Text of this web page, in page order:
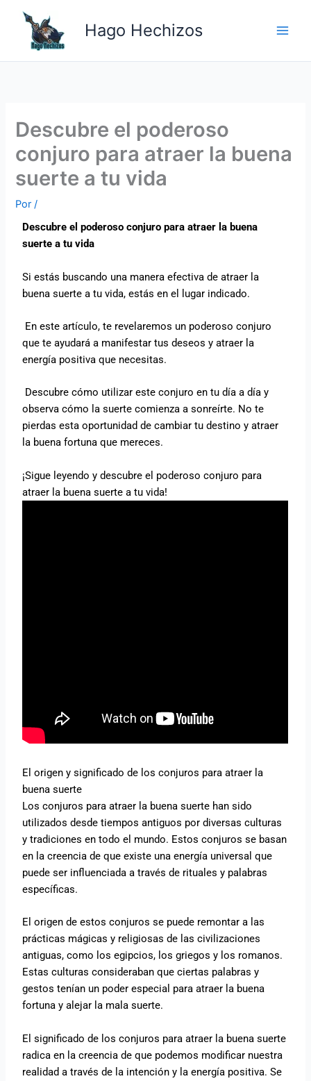
contenido
Hago Hechizos
Descubre el poderoso
conjuro para atraer la buena
suerte a tu vida
Por/
Descubre el poderoso conjuro para atraer la buena
suerte a tu vida
Si estás buscando una manera efectiva de atraer la
buena suerte a tu vida, estás en el lugar indicado.
En este artículo, te revelaremos un poderoso conjuro
que te ayudará a manifestar tus deseos y atraer la
energía positiva que necesitas.
Descubre cómo utilizar este conjuro en tu día a día y
observa cómo la suerte comienza a sonreírte. No te
pierdas esta oportunidad de cambiar tu destino y atraer
la buena fortuna que mereces.
¡Sigue leyendo y descubre el poderoso conjuro para
atraer la buena suerte a tu vida!
El origen y significado de los conjuros para atraer la
buena suerte
Los conjuros para atraer la buena suerte han sido
utilizados desde tiempos antiguos por diversas culturas
y tradiciones en todo el mundo. Estos conjuros se basan
en la creencia de que existe una energía universal que
puede ser influenciada a través de rituales y palabras
específicas.
El origen de estos conjuros se puede remontar a las
prácticas mágicas y religiosas de las civilizaciones
antiguas, como los egipcios, los griegos y los romanos.
Estas culturas consideraban que ciertas palabras y
gestos tenían un poder especial para atraer la buena
fortuna y alejar la mala suerte.
El significado de los conjuros para atraer la buena suerte
radica en la creencia de que podemos modificar nuestra
realidad a través de la intención y la energía positiva. Se